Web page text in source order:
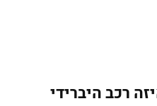
רכב היברידי